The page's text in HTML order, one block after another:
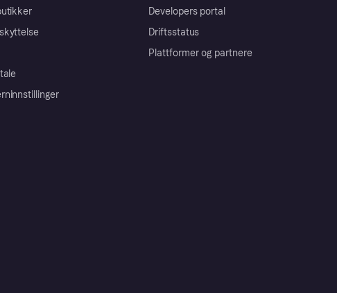
Developers portal
Driftsstatus
Plattformer og partnere